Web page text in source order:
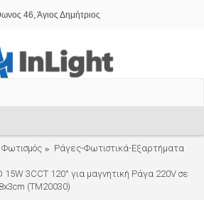
46, Άγιος Δημήτριος
Φωτισμός
Ράγες-Φωτιστικά-Εξαρτήματα
15W 3CCT 120° για μαγνητική Ράγα 220V σε
(TM20030)